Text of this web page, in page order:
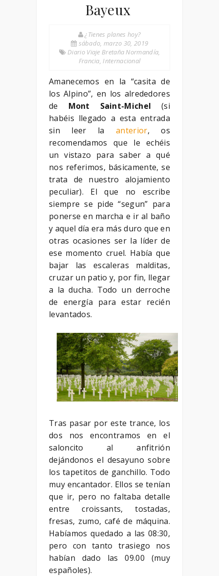
Bayeux
¿Tienes planes hoy?
sábado, marzo 30, 2019
Diario Viaje Bretaña Normandía,
Francia,Internacional
Amanecemos en la “casita de
los Alpino”, en los alrededores
de Mont Saint-Michel (si
habéis llegado a esta entrada
sin leer laanterior, os
recomendamos que le echéis
un vistazo para saber a qué
nos referimos, básicamente, se
trata de nuestro alojamiento
peculiar). El que no escribe
siempre se pide “segun” para
ponerse en marcha e ir al baño
y aquel día era más duro que en
otras ocasiones ser la líder de
ese momento cruel. Había que
bajar las escaleras malditas,
cruzar un patio y, por fin, llegar
a la ducha. Todo un derroche
de energía para estar recién
levantados.
Tras pasar por este trance, los
dos nos encontramos en el
saloncito al anfitrión
dejándonos el desayuno sobre
los tapetitos de ganchillo. Todo
muy encantador. Ellos se tenían
que ir, pero no faltaba detalle
entre croissants, tostadas,
fresas, zumo, café de máquina.
Habíamos quedado a las 08:30,
pero con tanto trasiego nos
habían dado las 09.00 (muy
españoles).